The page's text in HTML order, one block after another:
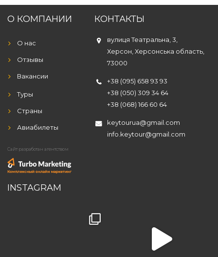
КОНТАКТЫ
вулиця Театральна, 3,
Херсон, Херсонська область,
73000
+38 (095) 658 93 93
+38 (050) 309 34 64
+38 (068) 166 60 64
keytourua@gmail.com
info.keytour@gmail.com
О КОМПАНИИ
О нас
Отзывы
Вакансии
Туры
Страны
Авиабилеты
Сайт разработан агентством
INSTAGRAM